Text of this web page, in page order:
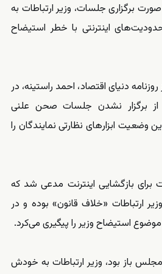
صورت برگزاری جلسات، وزیر ارتباطات به
اینترنتی با خطر استیضاح
روزنامه دنیای اقتصاد، احمد راستینه، در
از برگزار نشدن جلسات صحن علنی
وضعیت ابزارهای نظارتی نمایندگان را
برای بازگشایی اینترنت مدعی شد که
ارتباطات «خلاف قانون» بوده و در
استیضاح وزیر را پیگیری می‌کرد.
باز بود، وزیر ارتباطات به خودش